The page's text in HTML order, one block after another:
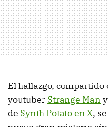
El hallazgo,
youtuber Strange Man
de Synth Potato en X,